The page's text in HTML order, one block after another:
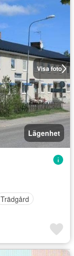
Visa foto
Lägenhet
Trädgård